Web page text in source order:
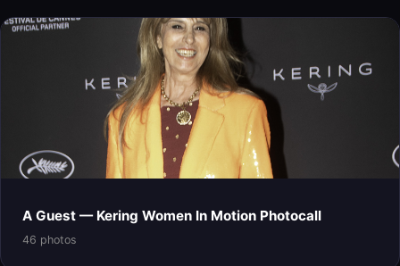
A Guest — Kering Women In Motion Photocall
46 photos